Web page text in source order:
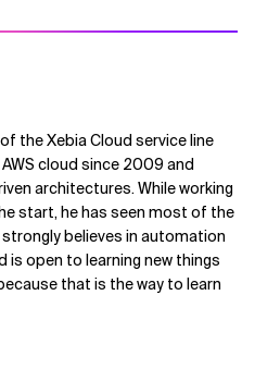
the Xebia Cloud service line
cloud since 2009 and
architectures. While working
start, he has seen most of the
believes in automation
open to learning new things
that is the way to learn